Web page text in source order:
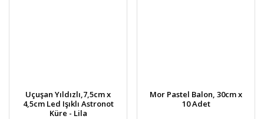
Uçuşan Yıldızlı,7,5cm x
4,5cm Led Işıklı Astronot
Küre - Lila
Mor Pastel Balon, 30cm x
10 Adet